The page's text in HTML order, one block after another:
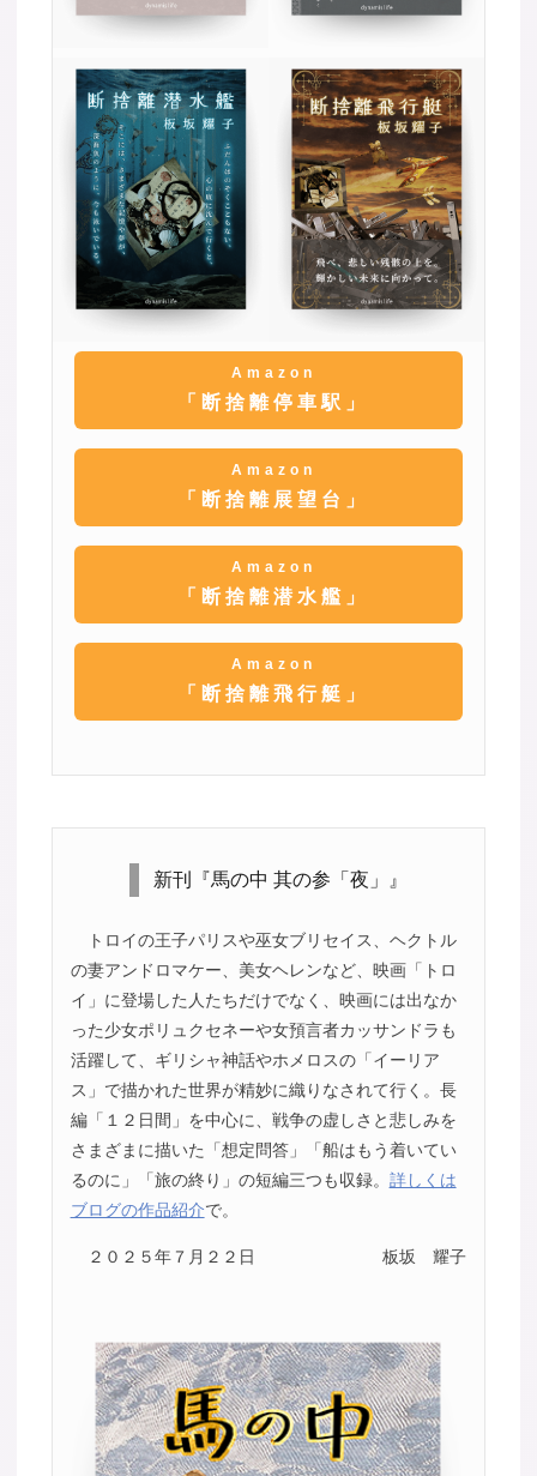
Amazon
「断捨離停車駅」
Amazon
「断捨離展望台」
Amazon
「断捨離潜水艦」
Amazon
「断捨離飛行艇」
新刊『馬の中 其の参「夜」』
トロイの王子パリスや巫女ブリセイス、ヘクトル
の妻アンドロマケー、美女ヘレンなど、映画「トロ
イ」に登場した人たちだけでなく、映画には出なか
った少女ポリュクセネーや女預言者カッサンドラも
活躍して、ギリシャ神話やホメロスの「イーリア
ス」で描かれた世界が精妙に織りなされて行く。長
編「１２日間」を中心に、戦争の虚しさと悲しみを
さまざまに描いた「想定問答」「船はもう着いてい
るのに」「旅の終り」の短編三つも収録。 詳しくは
ブログの作品紹介で。
２０２５年７月２２日 板坂 耀子